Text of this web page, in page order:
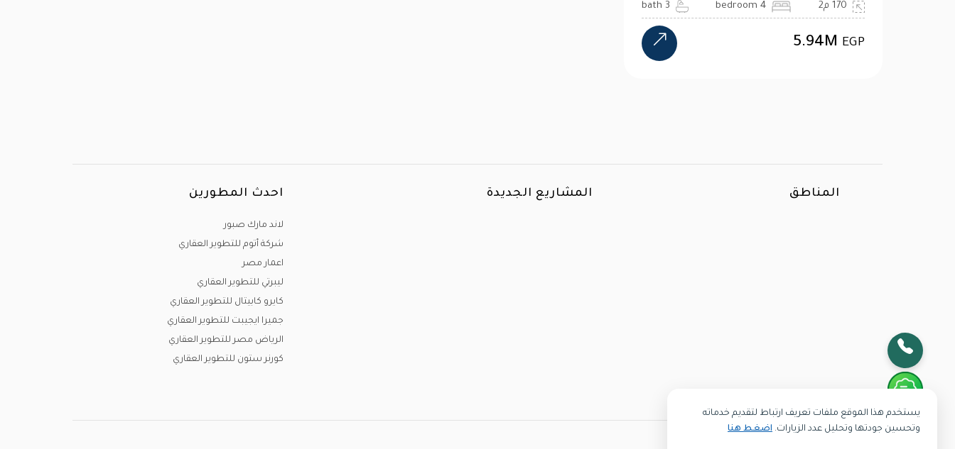
170 م2 4 bedroom
3 bath
5.94M EGP
المناطق المشاريع الجديدة احدث المطورين
لاند مارك صبور
شركة أتوم للتطوير العقاري
اعمار مصر
ليبرتي للتطوير العقاري
كايرو كابيتال للتطوير العقاري
جميرا ايجيبت للتطوير العقاري
الرياض مصر للتطوير العقاري
كورنر ستون للتطوير العقاري
يستخدم هذا الموقع ملفات تعريف ارتباط لتقديم خدماته
وتحسين جودتها وتحليل عدد الزيارات. اضغط هنا